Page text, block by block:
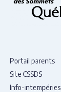
Portail parents
Site CSSDS
Info-intempéries